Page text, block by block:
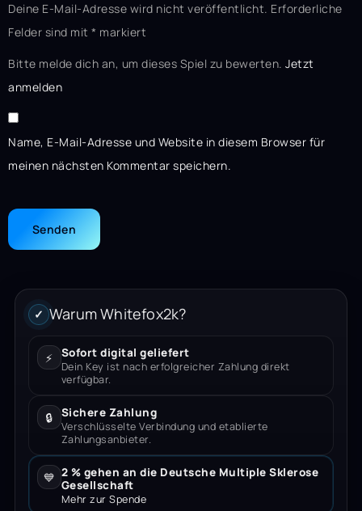
Deine E-Mail-Adresse wird nicht veröffentlicht. Erforderliche
Felder sind mit * markiert
Bitte melde dich an, um dieses Spiel zu bewerten. Jetzt
anmelden
Name, E-Mail-Adresse und Website in diesem Browser für
meinen nächsten Kommentar speichern.
✓ Warum Whitefox2k?
⚡ Sofort digital geliefert
Dein Key ist nach erfolgreicher Zahlung direkt
verfügbar.
🔒 Sichere Zahlung
Verschlüsselte Verbindung und etablierte
Zahlungsanbieter.
💙 2 % gehen an die Deutsche Multiple Sklerose
Gesellschaft
Mehr zur Spende